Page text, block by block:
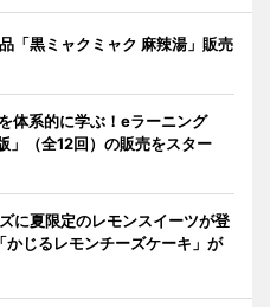
「黒ミャクミャク 麻辣湯」販売
体系的に学ぶ！eラーニング
」（全12回）の販売をスター
に夏限定のレモンスイーツが登
じるレモンチーズケーキ」が